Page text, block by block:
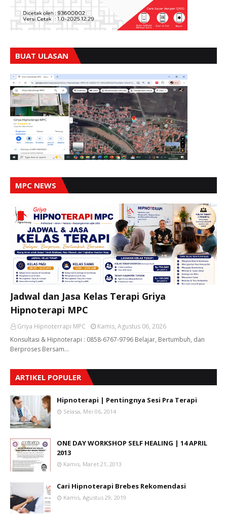
BUAT ULASAN
MPC NEWS
Jadwal dan Jasa Kelas Terapi Griya
Hipnoterapi MPC
Griya Hipnoterrapi MPC
Kamis, Agustus 06, 2026
Konsultasi & Hipnoterapi : 0858-6767-9796 Belajar, Bertumbuh, dan
Berproses Bersam…
ARTIKEL POPULER
Hipnoterapi | Pentingnya Sesi Pra Terapi
Selasa, Mei 06, 2014
ONE DAY WORKSHOP SELF HEALING | 14 APRIL
2013
Kamis, Maret 21, 2013
Cari Hipnoterapi Brebes Rekomendasi
Kamis, Agustus 29, 2019